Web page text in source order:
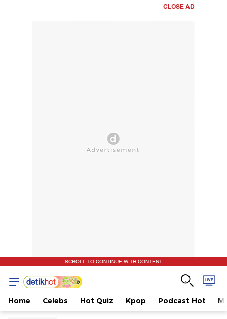
CLOSE AD
SCROLL TO CONTINUE WITH CONTENT
Home Celebs Hot Quiz Kpop Podcast Hot